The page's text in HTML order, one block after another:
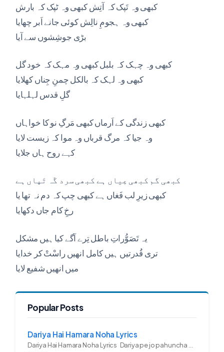
کبھی وہ تَپک کہ آتِش کبھی وہ ٹپک کہ بارش
کبھی وہ ہجومِ نالِش کوئی جانے اَبر چھایا
بڑی جوشِشوں سے آیا
کبھی وہ چہک کہ بلبل کبھی وہ مہک کہ خود گل
کبھی وہ لہک کہ بالکل چمنِ جِناں کھلایا
گلِ قدس لہلہایا
کبھی زندگی کے اَرماں کبھی مَرگِ نو کا خواہاں
وہ جیا کہ مرگ قرباں وہ موا کہ زیست لایا
کہے روح ہاں جلایا
کبھی گم کبھی عِیاں ہے کبھی سرد گَہ تَپاں ہے
کبھی زیرِ لب فَغاں ہے کبھی چپ کہ دم نہ تھا یا
رخِ کام جاں دکھایا
یہ تَصَوُّراتِ باطل تِرے آگے کیا ہیں مشکل
تری قُدرتیں ہیں کامل انھیں راسْتْ کر خدایا
میں انھیں شفیع لایا
Popular Posts
Dariya Hai Hamara Noha Lyrics
Dariya Hai Hamara Noha Lyrics Dariya pe jo pahuncha asadullah ka...